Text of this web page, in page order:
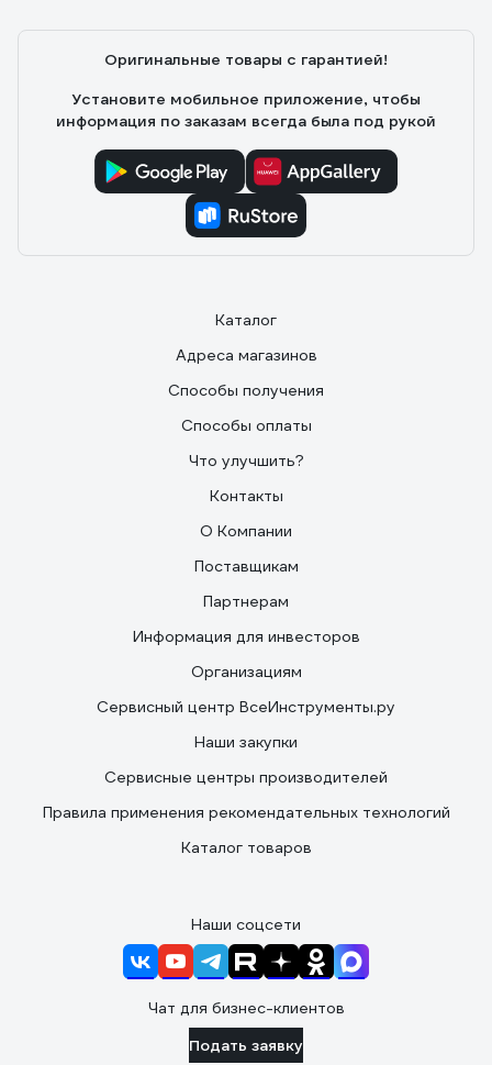
Оригинальные товары с гарантией!
Установите мобильное приложение, чтобы
информация по заказам всегда была под рукой
Каталог
Адреса магазинов
Способы получения
Способы оплаты
Что улучшить?
Контакты
О Компании
Поставщикам
Партнерам
Информация для инвесторов
Организациям
Сервисный центр ВсеИнструменты.ру
Наши закупки
Сервисные центры производителей
Правила применения рекомендательных технологий
Каталог товаров
Наши соцсети
Чат для бизнес-клиентов
Подать заявку